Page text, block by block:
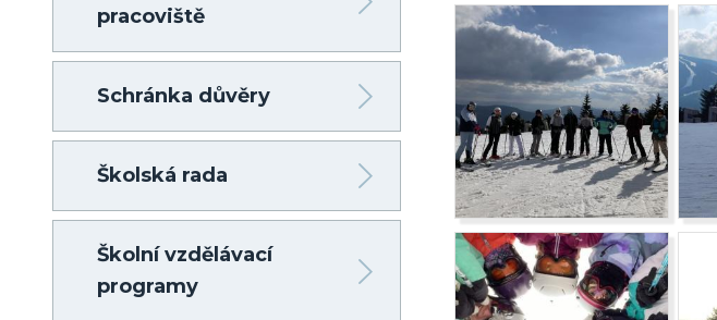
pracoviště
Schránka důvěry
Školská rada
Školní vzdělávací
programy